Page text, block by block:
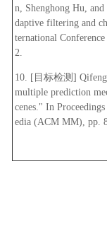
n, Shenghong Hu,
daptive filtering and
ternational
2.
10. [ 目标检测 ]
multiple prediction
cenes." In
edia (ACM MM), pp.